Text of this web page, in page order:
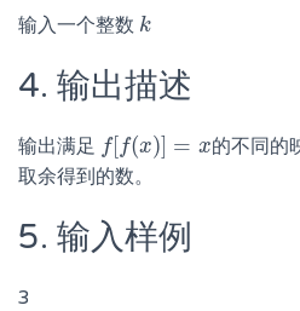
输入一个整数 k
k
4. 输出描述
输出满足 f[f(x)] = x
f[ f(x)] = x 的不同的
取余得到的数。
5. 输入样例
3